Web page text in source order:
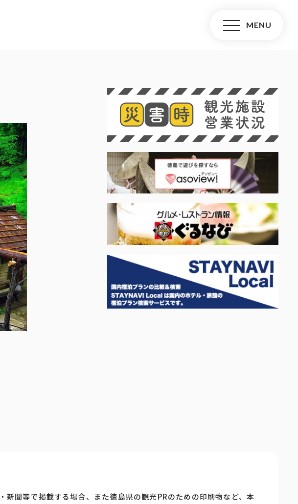
聞等で掲載する場合、また徳島県の観光PRのための印刷物など、本